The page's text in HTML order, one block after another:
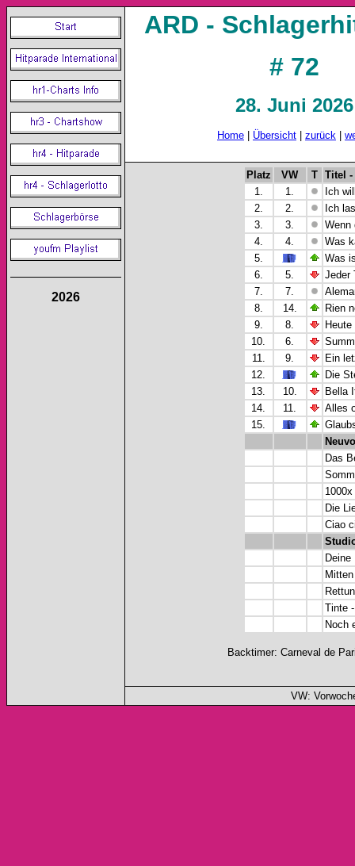
2026
ARD -
# 72
28. Juni 2026
Home Übersicht zurück
Platz VW T
Titel -
1.
1.
Ich
2.
2.
Ich
3.
3.
Wenn
4.
4.
Was
5.
Was
6.
5.
Jeder
7.
7.
8.
14.
Rien
9.
8.
10.
6.
11.
9.
Ein
12.
Die
13.
10.
Bella
14.
11.
Alles
15.
Das
Die
Ciao
Tinte
Noch
Backtimer: Carneval de
VW: